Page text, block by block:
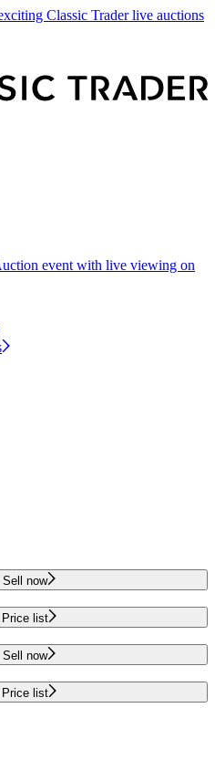
Classic Trader live auctions
event with live viewing on
Sell now
Price list
Sell now
Price list